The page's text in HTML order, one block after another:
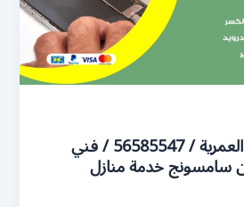
رقم محل تلفونات العمرية / 56585547 / فني
سامسونج خدمة منازل